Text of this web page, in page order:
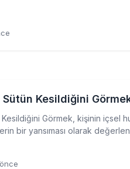
Kesildiğini
Görmek, kişinin içsel
bir yansıması olarak